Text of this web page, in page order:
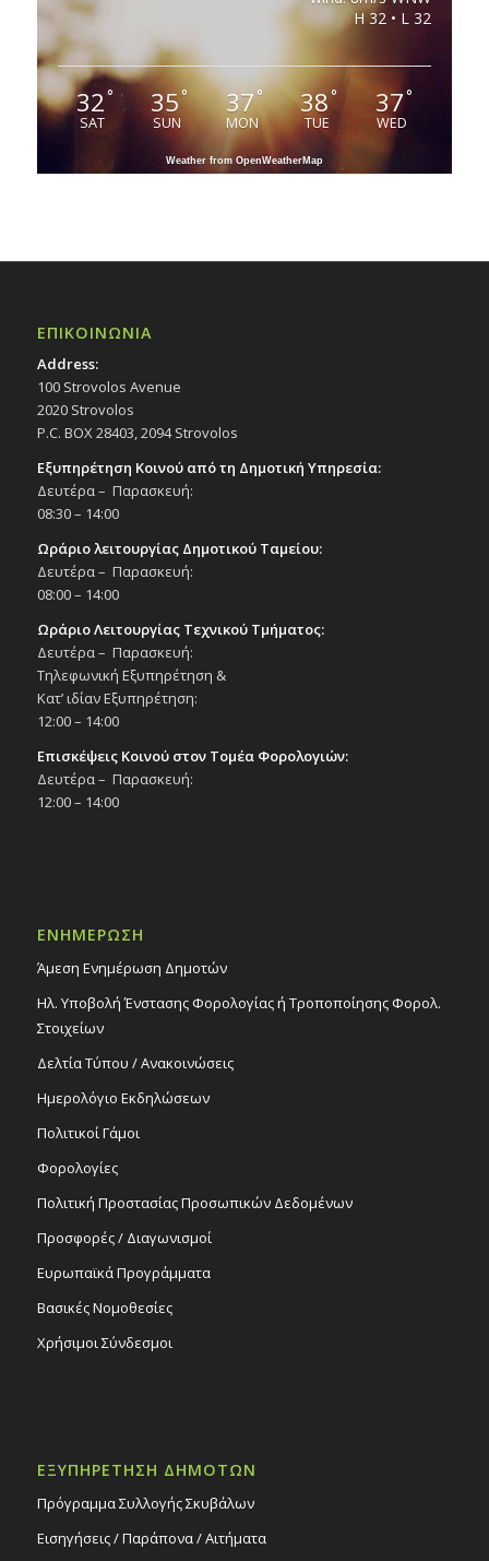
H 32 • L 32
32°
SAT
35°
SUN
37°
MON
38°
TUE
37°
WED
Weather from OpenWeatherMap
ΕΠΙΚΟΙΝΩΝΙΑ
Address:
100 Strovolos Avenue
2020 Strovolos
P.C. BOX 28403, 2094 Strovolos
Εξυπηρέτηση Κοινού από τη Δημοτική Υπηρεσία:
Δευτέρα – Παρασκευή:
08:30 – 14:00
Ωράριο λειτουργίας Δημοτικού Ταμείου:
Δευτέρα – Παρασκευή:
08:00 – 14:00
Ωράριο Λειτουργίας Τεχνικού Τμήματος:
Δευτέρα – Παρασκευή:
Τηλεφωνική Εξυπηρέτηση &
Κατ’ ιδίαν Εξυπηρέτηση:
12:00 – 14:00
Επισκέψεις Κοινού στον Τομέα Φορολογιών:
Δευτέρα – Παρασκευή:
12:00 – 14:00
ΕΝΗΜΕΡΩΣΗ
Άμεση Ενημέρωση Δημοτών
Ηλ. Υποβολή Ένστασης Φορολογίας ή Τροποποίησης Φορολ.
Στοιχείων
Δελτία Τύπου / Ανακοινώσεις
Ημερολόγιο Εκδηλώσεων
Πολιτικοί Γάμοι
Φορολογίες
Πολιτική Προστασίας Προσωπικών Δεδομένων
Προσφορές / Διαγωνισμοί
Ευρωπαϊκά Προγράμματα
Βασικές Νομοθεσίες
Χρήσιμοι Σύνδεσμοι
ΕΞΥΠΗΡΕΤΗΣΗ ΔΗΜΟΤΩΝ
Πρόγραμμα Συλλογής Σκυβάλων
Εισηγήσεις / Παράπονα / Αιτήματα